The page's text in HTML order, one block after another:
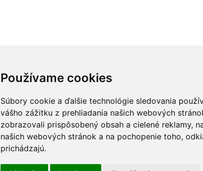
Používame cookies
Súbory cookie a ďalšie technológie sledovania
vášho zážitku z prehliadania našich webových
zobrazovali prispôsobený obsah a cielené reklamy,
našich webových stránok a na pochopenie toho,
prichádzajú.